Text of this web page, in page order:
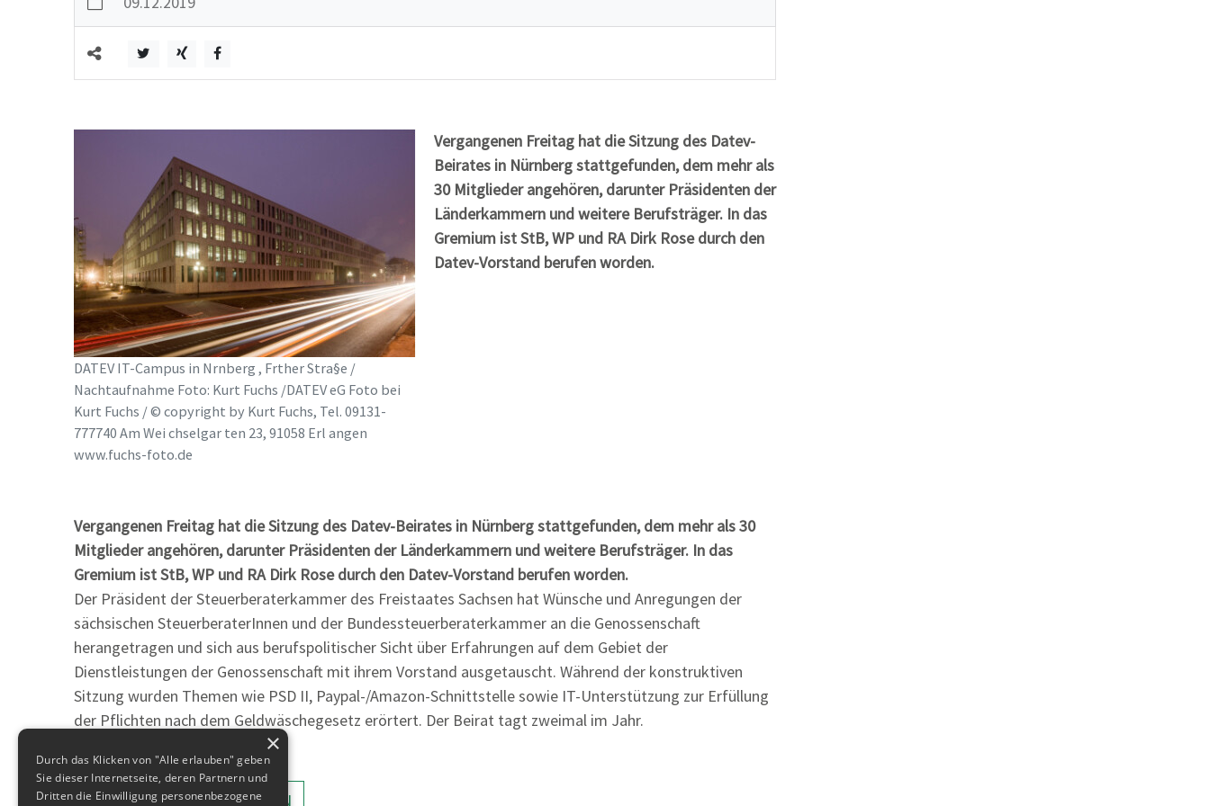
DATEV IT-Campus in Nrnberg , Frther Stra§e /
Nachtaufnahme Foto: Kurt Fuchs /DATEV eG Foto bei
Kurt Fuchs / © copyright by Kurt Fuchs, Tel. 09131-
777740 Am Wei chselgar ten 23, 91058 Erl angen
www.fuchs-foto.de
Vergangenen Freitag hat die Sitzung des Datev-
Beirates in Nürnberg stattgefunden, dem mehr als
30 Mitglieder angehören, darunter Präsidenten der
Länderkammern und weitere Berufsträger. In das
Gremium ist StB, WP und RA Dirk Rose durch den
Datev-Vorstand berufen worden.
Vergangenen Freitag hat die Sitzung des Datev-Beirates in Nürnberg stattgefunden, dem mehr als 30
Mitglieder angehören, darunter Präsidenten der Länderkammern und weitere Berufsträger. In das
Gremium ist StB, WP und RA Dirk Rose durch den Datev-Vorstand berufen worden.
Der Präsident der Steuerberaterkammer des Freistaates Sachsen hat Wünsche und Anregungen der
sächsischen SteuerberaterInnen und der Bundessteuerberaterkammer an die Genossenschaft
herangetragen und sich aus berufspolitischer Sicht über Erfahrungen auf dem Gebiet der
Dienstleistungen der Genossenschaft mit ihrem Vorstand ausgetauscht. Während der konstruktiven
Sitzung wurden Themen wie PSD II, Paypal-/Amazon-Schnittstelle sowie IT-Unterstützung zur Erfüllung
der Pflichten nach dem Geldwäschegesetz erörtert. Der Beirat tagt zweimal im Jahr.
ALLE MELDUNGEN ANZEIGEN
×
Durch das Klicken von "Alle erlauben" geben
Sie dieser Internetseite, deren Partnern und
Dritten die Einwilligung personenbezogene